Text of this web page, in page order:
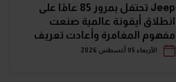
Jeep تحتفل بمرور 85 عامًا على
انطلاق أيقونة عالمية صنعت
مفهوم المغامرة وأعادت تعريف
سيارات الـ SUV
الأربعاء 05 أغسطس 2026